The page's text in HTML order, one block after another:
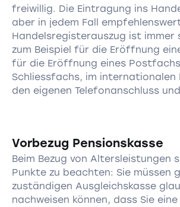
freiwillig. Die Eintragung ins
aber in jedem Fall
Handelsregisterauszug ist immer
zum Beispiel für die Eröffnung
für die Eröffnung eines
Schliessfachs, im internationalen
den eigenen Telefonanschluss
Vorbezug Pensionskasse
Beim Bezug von Altersleistungen
Punkte zu beachten: Sie müssen
zuständigen Ausgleichskasse
nachweisen können, dass Sie